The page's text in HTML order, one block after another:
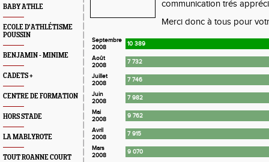
BABY ATHLE
ECOLE D'ATHLÉTISME
POUSSIN
BENJAMIN - MINIME
CADETS +
CENTRE DE FORMATION
HORS STADE
LA MABLYROTE
TOUT ROANNE COURT
communication trés
Merci donc à tous pour
Septembre
2008
10 389
Août
2008
7 732
Juillet
2008
7 746
Juin
2008
7 982
Mai
2008
9 762
Avril
2008
7 915
Mars
2008
9 070